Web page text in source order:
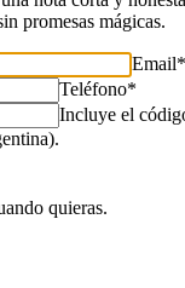
promesas mágicas.
Email*
Teléfono*
Incluye el
quieras.